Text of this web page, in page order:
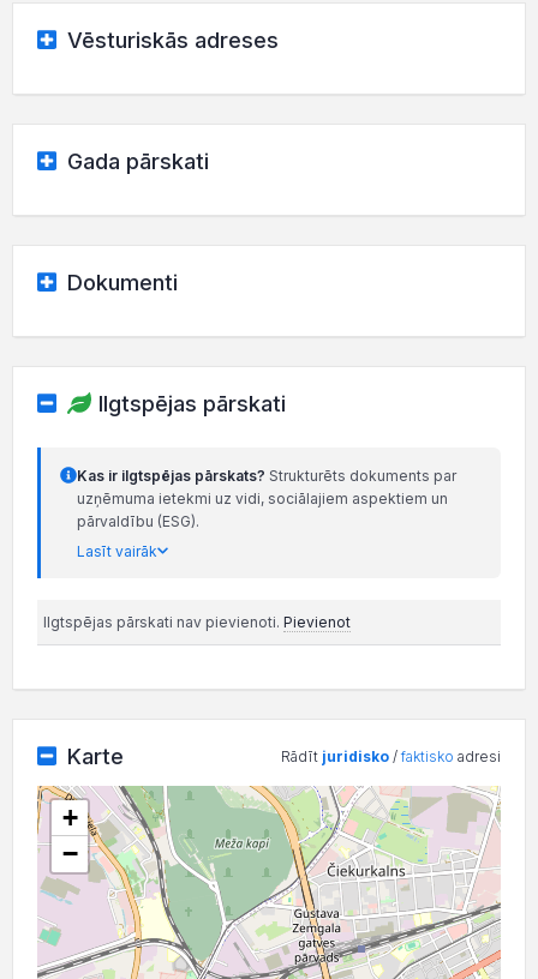
Vēsturiskās adreses
Gada pārskati
Dokumenti
Ilgtspējas pārskati
Kas ir ilgtspējas pārskats? Strukturēts dokuments par
uzņēmuma ietekmi uz vidi, sociālajiem aspektiem un
pārvaldību (ESG).
Lasīt vairāk
Ilgtspējas pārskati nav pievienoti. Pievienot
Karte Rādīt juridisko /faktisko adresi
+
−